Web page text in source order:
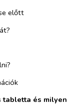
előtt
tabletta és milyen